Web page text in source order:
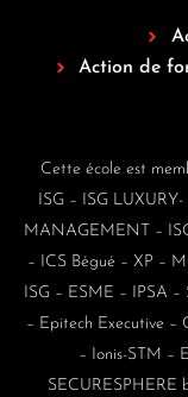
Action de
Cette école est
ISG– ISG
MANAGEMENT –
– ICS Bégué – XP –
ISG – ESME – IPSA –
– Epitech Executive –
– Ionis-STM –
SECURESPHERE